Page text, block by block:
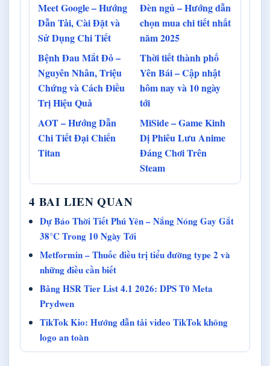
Meet Google – Hướng
Dẫn Tải, Cài Đặt và
Sử Dụng Chi Tiết
Đèn ngủ – Hướng dẫn
chọn mua chi tiết nhất
năm 2025
Bệnh Đau Mắt Đỏ –
Nguyên Nhân, Triệu
Chứng và Cách Điều
Trị Hiệu Quả
Thời tiết thành phố
Yên Bái – Cập nhật
hôm nay và 10 ngày
tới
AOT – Hướng Dẫn
Chi Tiết Đại Chiến
Titan
MiSide – Game Kinh
Dị Phiêu Lưu Anime
Đáng Chơi Trên
Steam
4 BAI LIEN QUAN
Dự Báo Thời Tiết Phú Yên – Nắng Nóng Gay Gắt
38°C Trong 10 Ngày Tới
Metformin – Thuốc điều trị tiểu đường type 2 và
những điều cần biết
Bảng HSR Tier List 4.1 2026: DPS T0 Meta
Prydwen
TikTok Kio: Hướng dẫn tải video TikTok không
logo an toàn